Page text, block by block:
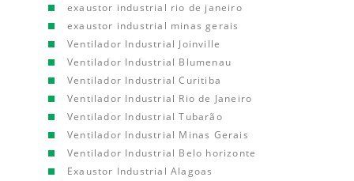
exaustor industrial rio de janeiro
exaustor industrial minas gerais
Ventilador Industrial Joinville
Ventilador Industrial Blumenau
Ventilador Industrial Curitiba
Ventilador Industrial Rio de Janeiro
Ventilador Industrial Tubarão
Ventilador Industrial Minas Gerais
Ventilador Industrial Belo horizonte
Exaustor Industrial Alagoas